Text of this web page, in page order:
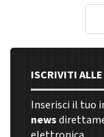
ISCRIVITI
Inserisci il tuo
news